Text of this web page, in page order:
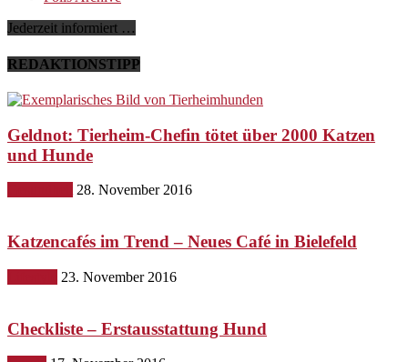
Jederzeit informiert …
REDAKTIONSTIPP
Geldnot: Tierheim-Chefin tötet über 2000 Katzen
und Hunde
28. November 2016
Katzencafés im Trend – Neues Café in Bielefeld
23. November 2016
Checkliste – Erstausstattung Hund